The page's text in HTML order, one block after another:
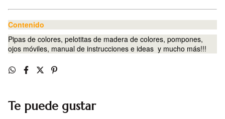
Contenido
Pipas de colores, pelotitas de madera de colores, pompones,
ojos móviles, manual de instrucciones e ideas y mucho más!!!
Te puede gustar